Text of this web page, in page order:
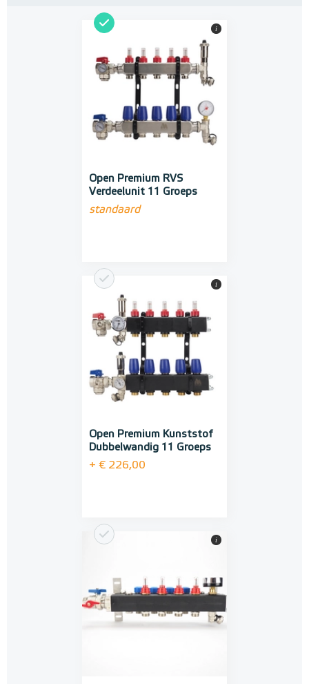
Open Premium RVS
Verdeelunit 11 Groeps
standaard
i
Open Premium Kunststof
Dubbelwandig 11 Groeps
+ € 226,00
i
i